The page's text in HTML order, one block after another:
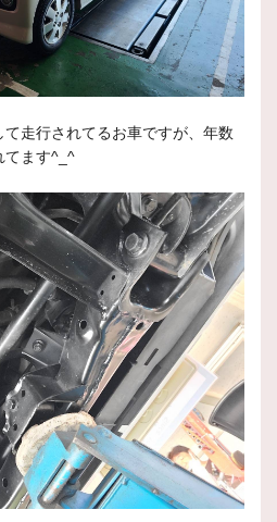
走行されてるお車ですが、年数
てます^_^